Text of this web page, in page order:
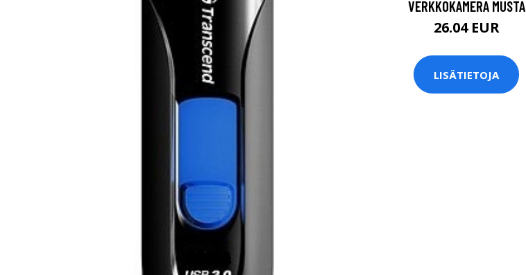
VERKKOKAMERA MUSTA
26.04 EUR
LISÄTIETOJA